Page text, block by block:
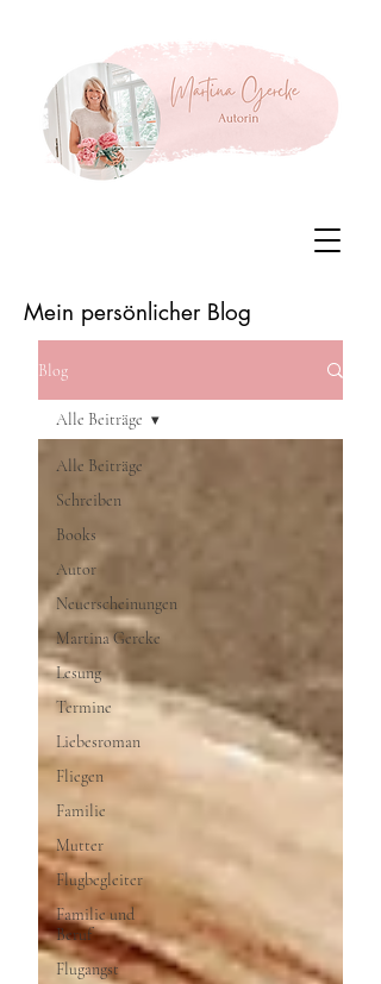
Mein persönlicher Blog
Blog
Alle Beiträge
Schreiben
Books
Autor
Neuerscheinungen
Martina Gercke
Lesung
Termine
Liebesroman
Fliegen
Familie
Mutter
Flugbegleiter
Familie und
Beruf
Flugangst
Alle Beiträge